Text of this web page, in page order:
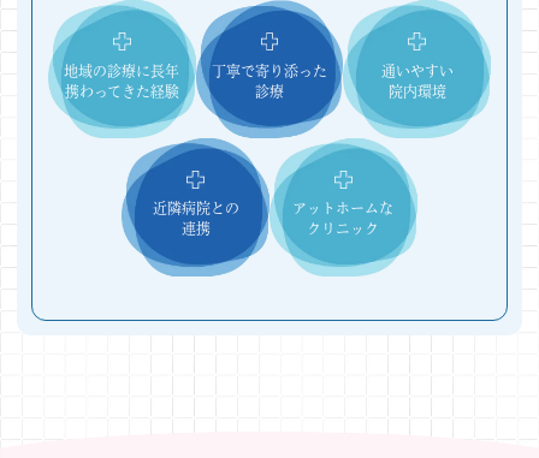
地域の診療に長年
携わってきた経験
丁寧で寄り添った
診療
通いやすい
院内環境
近隣病院との
連携
アットホームな
クリニック